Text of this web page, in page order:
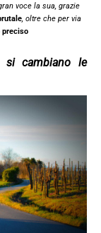
voce la sua, grazie
, oltre che per via
si cambiano le